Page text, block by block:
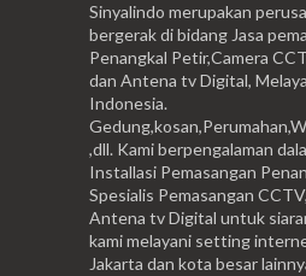
Sinyalindo merupakan
bergerak di bidang Jasa
Penangkal Petir,Camera
dan Antena tv Digital,
Indonesia.
,dll. Kami berpengalaman
Installasi Pemasangan
Spesialis Pemasangan
Antena tv Digital untuk
kami melayani setting
Jakarta dan kota besar